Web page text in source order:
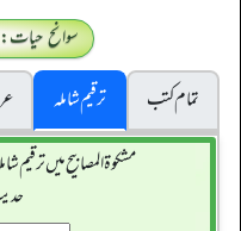
سوانح حیات:
تمام کتب
ترقیم شاملہ
مشکوۃ المصابیح میں ترقیم